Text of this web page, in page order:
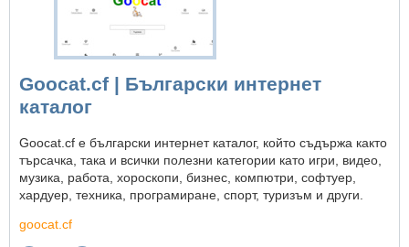
Goocat.cf | Български интернет
каталог
Goocat.cf е български интернет каталог, който съдържа както
търсачка, така и всички полезни категории като игри, видео,
музика, работа, хороскопи, бизнес, компютри, софтуер,
хардуер, техника, програмиране, спорт, туризъм и други.
goocat.cf